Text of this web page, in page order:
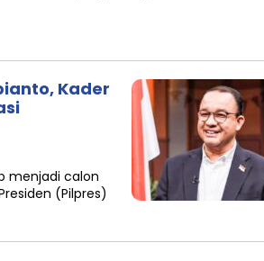
Kader
menjadi calon
(Pilpres)